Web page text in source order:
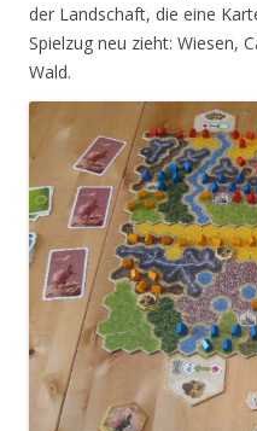
der Landschaft, die eine
Spielzug neu zieht: Wiesen,
Wald.